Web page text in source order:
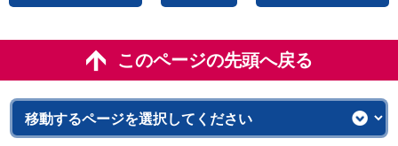
このページの先頭へ戻る